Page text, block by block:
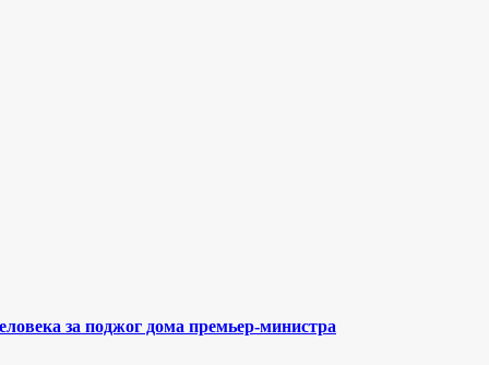
за поджог дома премьер-министра